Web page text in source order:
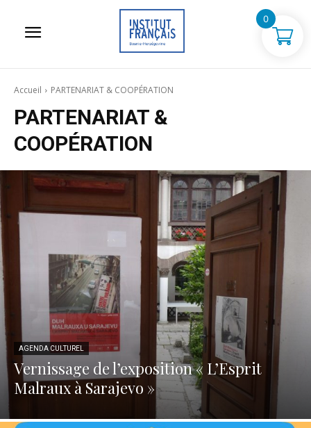
Accueil PARTENARIAT & COOPÉRATION
PARTENARIAT &
COOPÉRATION
AGENDA CULTUREL
Vernissage de l’exposition « L’Esprit
Malraux à Sarajevo »
0